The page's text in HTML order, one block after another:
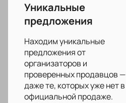
Уникальные
предложения
Находим уникальные
предложения от
организаторов и
проверенных продавцов —
даже те, которых уже нет в
официальной продаже.